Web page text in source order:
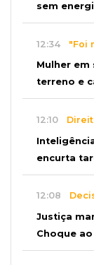
sem
12:34 "Foi
Mulher
terreno e
12:10
encurta
12:08
Justiça
Choque